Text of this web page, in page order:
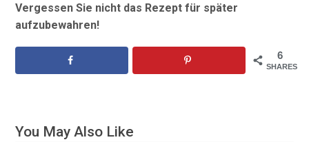
Vergessen Sie nicht das Rezept für später
aufzubewahren!
6
SHARES
You May Also Like